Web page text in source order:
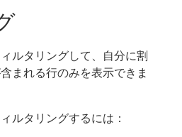
ルタリングして、自分に割
まれる行のみを表示できま
ルタリングするには：